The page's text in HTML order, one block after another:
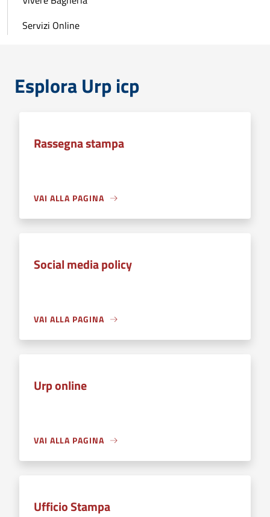
Servizi Online
Esplora Urp icp
Rassegna stampa
VAI ALLA PAGINA
Social media policy
VAI ALLA PAGINA
Urp online
VAI ALLA PAGINA
Ufficio Stampa